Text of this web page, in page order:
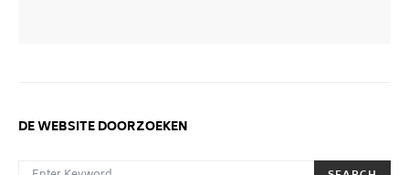
DE WEBSITE DOORZOEKEN
SEARCH FOR: